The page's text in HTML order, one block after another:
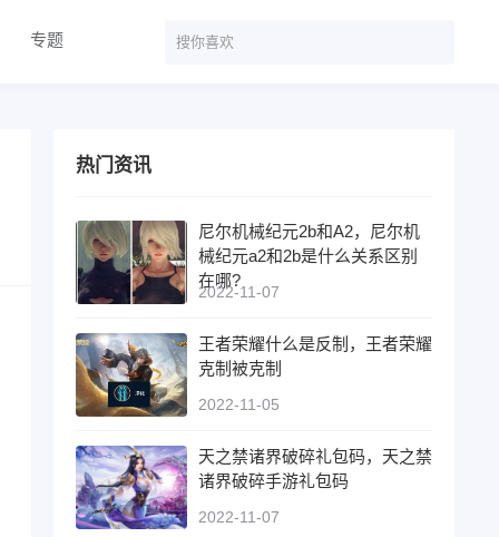
专题
热门资讯
尼尔机械纪元2b和A2，尼尔机
械纪元a2和2b是什么关系区别
在哪?
2022-11-07
王者荣耀什么是反制，王者荣耀
克制被克制
2022-11-05
天之禁诸界破碎礼包码，天之禁
诸界破碎手游礼包码
2022-11-07